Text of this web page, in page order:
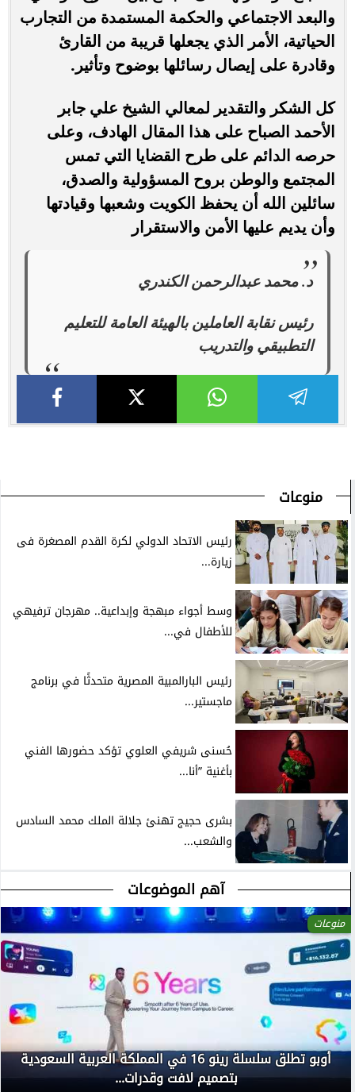
والبعد الاجتماعي والحكمة المستمدة من التجارب
الحياتية، الأمر الذي يجعلها قريبة من القارئ
وقادرة على إيصال رسائلها بوضوح وتأثير.
كل الشكر والتقدير لمعالي الشيخ علي جابر
الأحمد الصباح على هذا المقال الهادف، وعلى
حرصه الدائم على طرح القضايا التي تمس
المجتمع والوطن بروح المسؤولية والصدق،
سائلين الله أن يحفظ الكويت وشعبها وقيادتها
وأن يديم عليها الأمن والاستقرار
د. محمد عبدالرحمن الكندري
رئيس نقابة العاملين بالهيئة العامة للتعليم
التطبيقي والتدريب
منوعات
رئيس الاتحاد الدولي لكرة القدم المصغرة فى
زيارة...
وسط أجواء مبهجة وإبداعية.. مهرجان ترفيهي
للأطفال في...
رئيس البارالمبية المصرية متحدثًا في برنامج
ماجستير...
حُسنى شريفي العلوي تؤكد حضورها الفني
بأغنية ”أنا...
بشرى حجيج تهنئ جلالة الملك محمد السادس
والشعب...
آهم الموضوعات
منوعات
أوبو تطلق سلسلة رينو 16 في المملكة العربية السعودية
بتصميم لافت وقدرات...